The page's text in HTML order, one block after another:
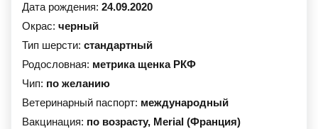
Дата рождения: 24.09.2020
Окрас: черный
Тип шерсти: стандартный
Родословная: метрика щенка РКФ
Чип: по желанию
Ветеринарный паспорт: международный
Вакцинация: по возрасту, Merial (Франция)